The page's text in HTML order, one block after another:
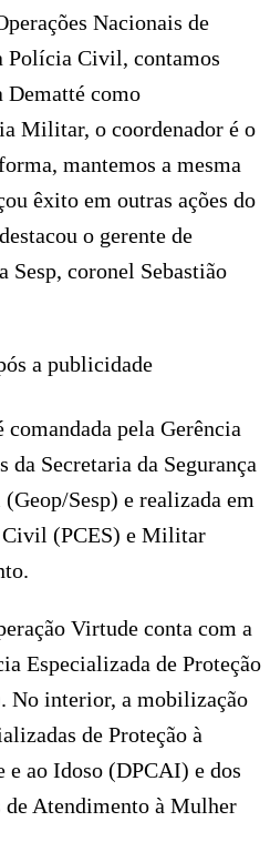
Nacionais de
Polícia Civil, contamos
Dematté como
Militar, o coordenador é o
mantemos a mesma
êxito em outras ações do
o gerente de
Sesp, coronel Sebastião
a publicidade
comandada pela Gerência
da Secretaria da Segurança
Sesp) e realizada em
Civil (PCES) e Militar
Virtude conta com a
Especializada de Proteção
No interior, a mobilização
de Proteção à
e ao Idoso (DPCAI) e dos
de Atendimento à Mulher